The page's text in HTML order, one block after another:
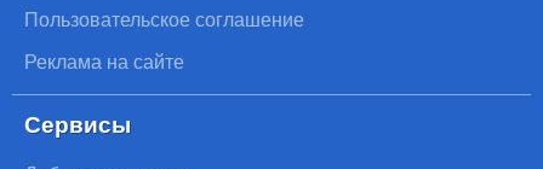
Пользовательское соглашение
Реклама на сайте
Сервисы